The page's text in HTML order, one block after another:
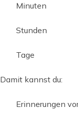
Minuten
Stunden
Tage
Damit kannst du:
Erinnerungen